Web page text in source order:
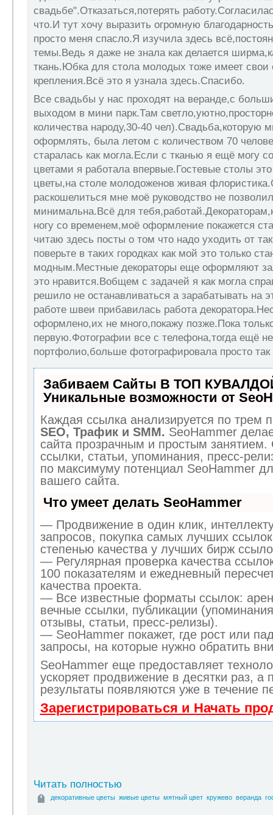
свадьбе".Отказаться,потерять
что.И тут хочу выразить огромную
просто меня спасло.Я изучила здесь
темы.Ведь я даже не знала как делается
ткань.Юбка для стола молодых тоже имеет свои
крепления.Всё это я узнала здесь.Спасибо.
Все свадьбы у нас проходят на веранде,с
выходом в мини парк.Там
количества народу,30-40 чел).Свадьба,которую
оформлять, была летом с количеством 70
старалась как могла.Если с тканью я ещё могу
цветами я работала впервые.Гостевые столы
цветы,на столе молодоженов живая
раскошелиться мне моё руководство не
минимальна.Всё для
ногу со временем,моё оформление покажется
читаю здесь посты о том что надо уходить от
поверьте в таких городках как мой это только
модным.Местные декораторы еще оформляют
это нравится.Вобщем с задачей я как могла
решило не останавливаться а зарабатывать на
работе швеи прибавилась работа
оформлено,их не много,покажу позже.Пока
первую.Фотографии все с телефона,тогда ещё
портфолио,больше фотографировала просто так
Забиваем Сайты В ТОП
Уникальные возможности от
Каждая ссылка анализируется по трем
SEO, Трафик и SMM. SeoHammer
сайта прозрачным и простым
ссылки, статьи, упоминания, пресс-
по максимуму потенциал SeoHammer
вашего сайта.
Что умеет делать SeoHammer
— Продвижение в один клик,
запросов, покупка самых лучших
степенью качества у лучших бирж
— Регулярная проверка качества
100 показателям и ежедневный
качества проекта.
— Все известные форматы ссылок:
вечные ссылки, публикации
отзывы, статьи, пресс-релизы).
— SeoHammer покажет, где рост или
запросы, на которые нужно обратить
SeoHammer еще предоставляет
ускоряет продвижение в десятки раз, а
результаты появляются уже в течение
Зарегистрироваться и Начать
Читать полностью
декоративные цветы живые цветы мятный цвет кружево веранда